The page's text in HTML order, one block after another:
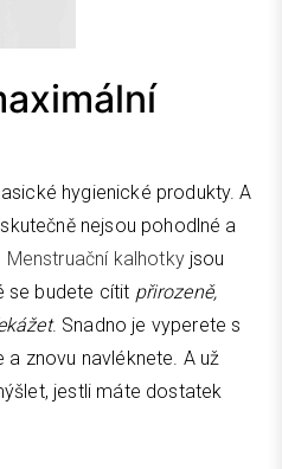
hygienické produkty. A
nejsou pohodlné a
Menstruační kalhotkyjsou
se budete cítit přirozeně,
. Snadno je vyperete s
znovu navléknete. A už
jestli máte dostatek